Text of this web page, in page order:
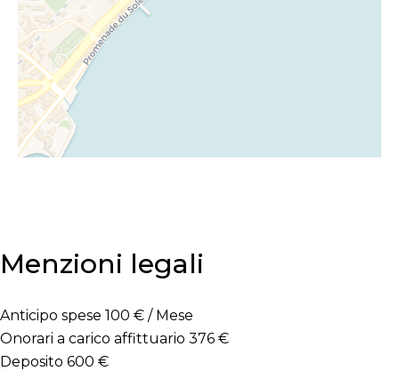
Menzioni legali
Anticipo spese 100 € / Mese
Onorari a carico affittuario 376 €
Deposito 600 €